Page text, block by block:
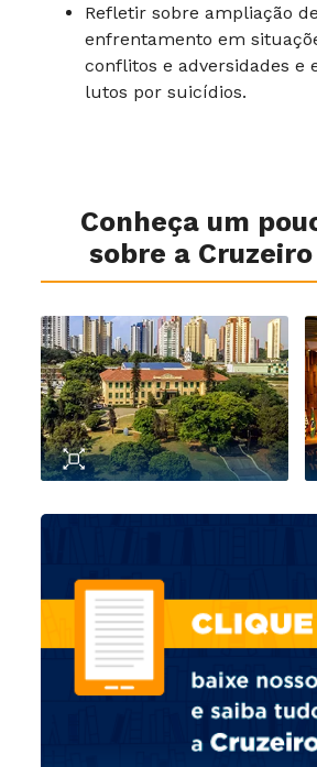
Refletir sobre ampliação
enfrentamento em
conflitos e adversidades e
lutos por suicídios.
Conheça um
sobre a